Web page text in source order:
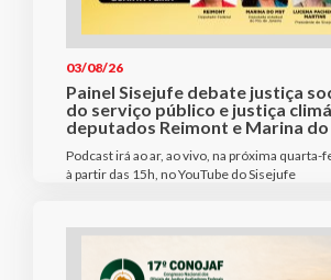
03/08/26
Painel Sisejufe debate justiça
do serviço público e justiça
deputados Reimont e Marina do
Podcast irá ao ar, ao vivo, na próxima quarta-
à partir das 15h, no YouTube do Sisejufe